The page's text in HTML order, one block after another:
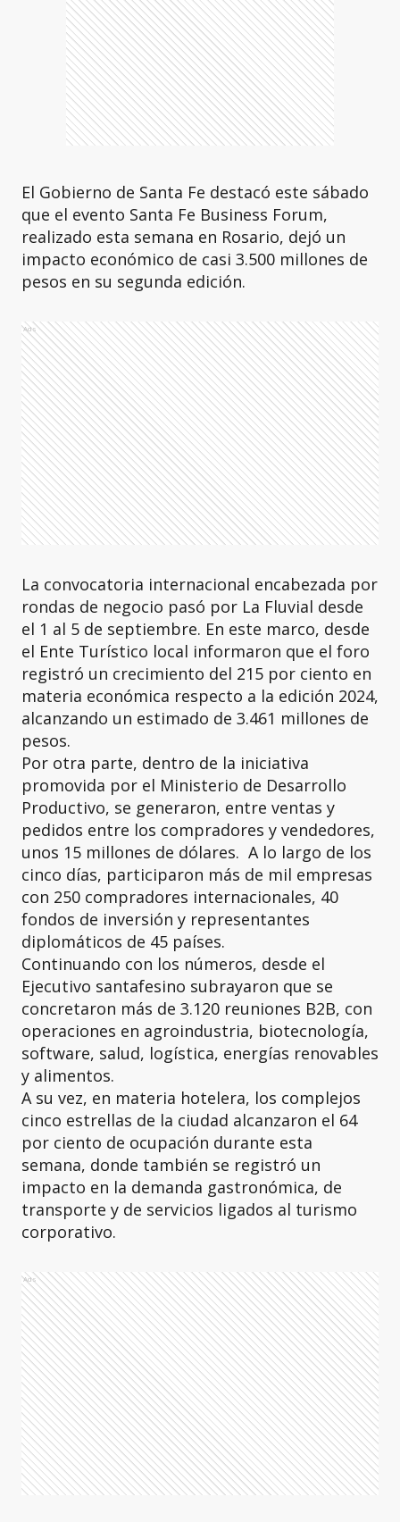
El Gobierno de Santa Fe destacó este sábado
que el evento Santa Fe Business Forum,
realizado esta semana en Rosario, dejó un
impacto económico de casi 3.500 millones de
pesos en su segunda edición.
Ads
La convocatoria internacional encabezada por
rondas de negocio pasó por La Fluvial desde
el 1 al 5 de septiembre. En este marco, desde
el Ente Turístico local informaron que el foro
registró un crecimiento del 215 por ciento en
materia económica respecto a la edición 2024,
alcanzando un estimado de 3.461 millones de
pesos.
Por otra parte, dentro de la iniciativa
promovida por el Ministerio de Desarrollo
Productivo, se generaron, entre ventas y
pedidos entre los compradores y vendedores,
unos 15 millones de dólares. A lo largo de los
cinco días, participaron más de mil empresas
con 250 compradores internacionales, 40
fondos de inversión y representantes
diplomáticos de 45 países.
Continuando con los números, desde el
Ejecutivo santafesino subrayaron que se
concretaron más de 3.120 reuniones B2B, con
operaciones en agroindustria, biotecnología,
software, salud, logística, energías renovables
y alimentos.
A su vez, en materia hotelera, los complejos
cinco estrellas de la ciudad alcanzaron el 64
por ciento de ocupación durante esta
semana, donde también se registró un
impacto en la demanda gastronómica, de
transporte y de servicios ligados al turismo
corporativo.
Ads